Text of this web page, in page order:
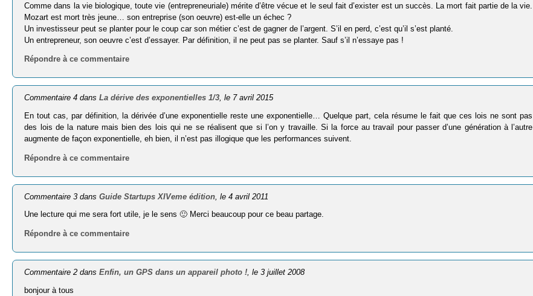
Comme dans la vie biologique, toute vie (entrepreneuriale) mérite d’être vécue et le seul fait d’exister est un succès. La mort fait partie de la vie.
Mozart est mort très jeune… son entreprise (son oeuvre) est-elle un échec ?
Un investisseur peut se planter pour le coup car son métier c’est de gagner de l’argent. S’il en perd, c’est qu’il s’est planté.
Un entrepreneur, son oeuvre c’est d’essayer. Par définition, il ne peut pas se planter. Sauf s’il n’essaye pas !
Répondre à ce commentaire
Commentaire 4 dansLa dérive des exponentielles 1/3, le 7 avril 2015
En tout cas, par définition, la dérivée d’une exponentielle reste une exponentielle… Quelque part, cela résume le fait que ces lois ne sont pas
des lois de la nature mais bien des lois qui ne se réalisent que si l’on y travaille. Si la force au travail pour passer d’une génération à l’autre
augmente de façon exponentielle, eh bien, il n’est pas illogique que les performances suivent.
Répondre à ce commentaire
Commentaire 3 dansGuide Startups XIVeme édition , le 4 avril 2011
Une lecture qui me sera fort utile, je le sens 🙂 Merci beaucoup pour ce beau partage.
Répondre à ce commentaire
Commentaire 2 dansEnfin, un GPS dans un appareil photo ! , le 3 juillet 2008
bonjour à tous